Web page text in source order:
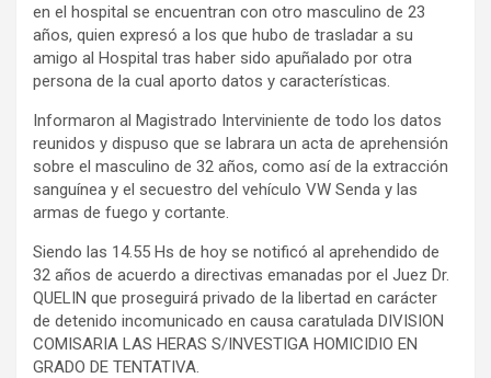
en el hospital se encuentran con otro masculino de 23
años, quien expresó a los que hubo de trasladar a su
amigo al Hospital tras haber sido apuñalado por otra
persona de la cual aporto datos y características.
Informaron al Magistrado Interviniente de todo los datos
reunidos y dispuso que se labrara un acta de aprehensión
sobre el masculino de 32 años, como así de la extracción
sanguínea y el secuestro del vehículo VW Senda y las
armas de fuego y cortante.
Siendo las 14.55 Hs de hoy se notificó al aprehendido de
32 años de acuerdo a directivas emanadas por el Juez Dr.
QUELIN que proseguirá privado de la libertad en carácter
de detenido incomunicado en causa caratulada DIVISION
COMISARIA LAS HERAS S/INVESTIGA HOMICIDIO EN
GRADO DE TENTATIVA.